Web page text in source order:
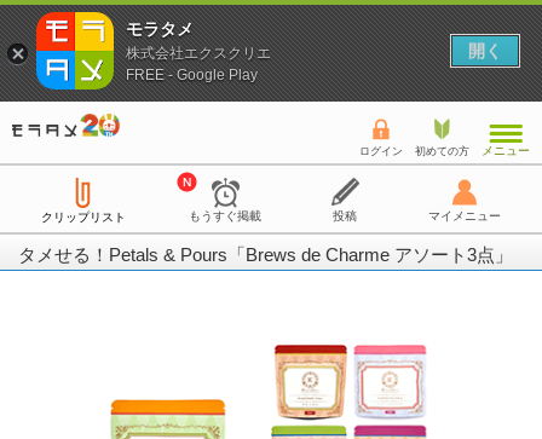
ログイン 初めての方 メニュー
クリップリスト もうすぐ掲載 投稿 マイメニュー
タメせる！Petals & Pours「Brews de Charme アソート3点」
モラタメ
株式会社エクスクリエ
FREE - Google Play
開く